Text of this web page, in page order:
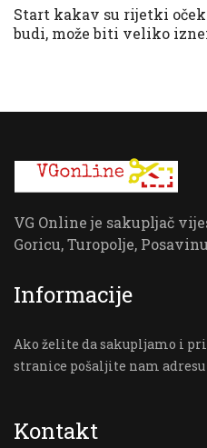
Start kakav su rijetki
budi, može biti veliko
VG Online je sakupljač
Goricu, Turopolje,
Informacije
Ako želite da sakupljamo i
stranice pošaljite nam adresu
Kontakt